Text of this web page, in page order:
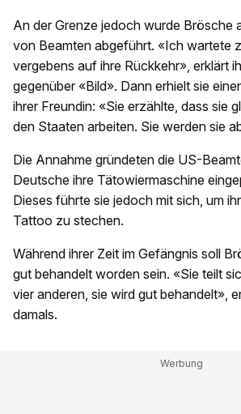
An der Grenze jedoch wurde Brösche
von Beamten abgeführt. «Ich wartete
vergebens auf ihre Rückkehr», erklärt
gegenüber «Bild». Dann erhielt sie
ihrer Freundin: «Sie erzählte, dass sie
den Staaten arbeiten. Sie werden sie
Die Annahme gründeten die US-
Deutsche ihre Tätowiermaschine
Dieses führte sie jedoch mit sich, um
Tattoo zu stechen.
Während ihrer Zeit im Gefängnis soll
gut behandelt worden sein. «Sie teilt
vier anderen, sie wird gut behandelt»,
damals.